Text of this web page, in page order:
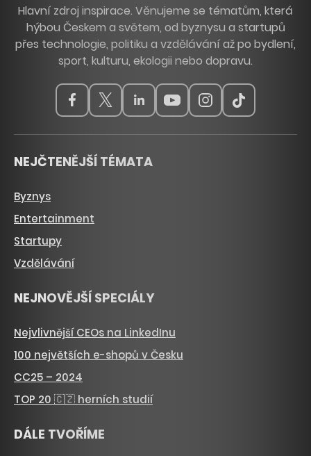
Hlavní zdroj inspirace. Věnujeme se tématům, která
hýbou Českem a světem, od byznysu a startupů
přes technologie, politiku a vzdělávání až po bydlení,
sport, kulturu, ekologii nebo dopravu.
NEJČTENĚJŠÍ TÉMATA
Byznys
Entertainment
Startupy
Vzdělávání
NEJNOVĚJŠÍ SPECIÁLY
Nejvlivnější CEOs na LinkedInu
100 největších e-shopů v Česku
CC25 – 2024
TOP 20 🇨🇿 herních studií
DÁLE TVOŘÍME